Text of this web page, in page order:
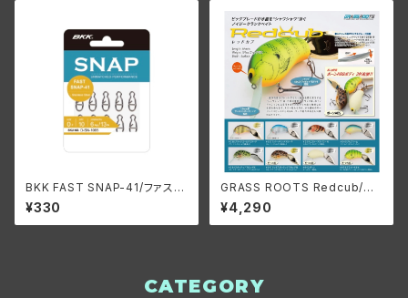
BKK FAST SNAP-41/ファスト
スナップ/スナップリング
¥330
GRASS ROOTS Redcub/グ
ラスルーツ レッドカブ
¥4,290
CATEGORY